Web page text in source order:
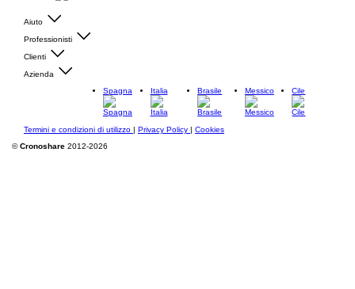
Aiuto
Professionisti
Clienti
Azienda
Spagna
Italia Brasile Messico Cile
Termini e condizioni di utilizzo | Privacy Policy | Cookies
©Cronoshare 2012-2026